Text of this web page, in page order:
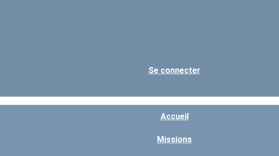
Se connecter
Accueil
Missions